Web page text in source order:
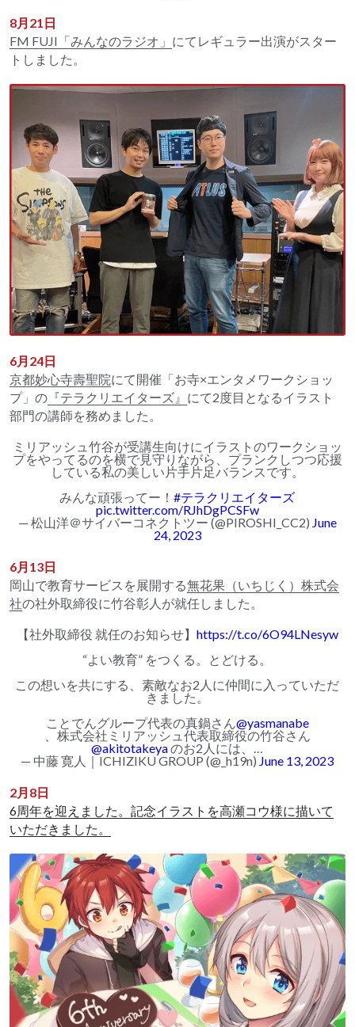
8月21日
FM FUJI「みんなのラジオ」 にてレギュラー出演がスター
トしました。
6月24日
京都妙心寺壽聖院にて開催「お寺×エンタメワークショッ
プ」の 『テラクリエイターズ』 にて2度目となるイラスト
部門の講師を務めました。
ミリアッシュ竹谷が受講生向けにイラストのワークショッ
プをやってるのを横で見守りながら、プランクしつつ応援
している私の美しい片手片足バランスです。
みんな頑張ってー！#テラクリエイターズ
pic.twitter.com/RJhDgPCSFw
— 松山洋＠サイバーコネクトツー (@PIROSHI_CC2) June
24, 2023
6月13日
岡山で教育サービスを展開する無花果（いちじく）株式会
社の社外取締役に竹谷彰人が就任しました。
【社外取締役 就任のお知らせ】 https://t.co/6O94LNesyw
“よい教育” をつくる。とどける。
この想いを共にする、素敵なお2人に仲間に入っていただ
きました。
ことでんグループ代表の真鍋さん @yasmanabe
、株式会社ミリアッシュ代表取締役の竹谷さん
@akitotakeyaのお2人には、…
— 中藤 寛人｜ICHIZIKU GROUP (@_h19n) June 13, 2023
2月8日
6周年を迎えました。記念イラストを高瀬コウ様に描いて
いただきました。